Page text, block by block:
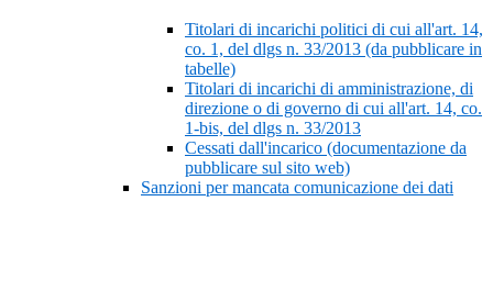
Titolari di incarichi politici di cui all'art. 14,
co. 1, del dlgs n. 33/2013 (da pubblicare in
tabelle)
Titolari di incarichi di amministrazione, di
direzione o di governo di cui all'art. 14, co.
1-bis, del dlgs n. 33/2013
Cessati dall'incarico (documentazione da
pubblicare sul sito web)
Sanzioni per mancata comunicazione dei dati